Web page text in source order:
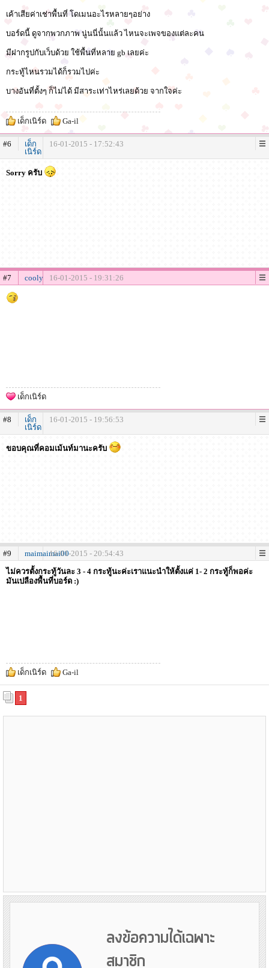
เค้าเสียค่าเช่าพื้นที่ โดเมนอะไรหลายๆอย่าง
บอร์ดนี้ ดูจากพวกภาพ นู่นนี่นั้นแล้ว ไหนจะเพจของแต่ละคน
มีฝากรูปกับเว็บด้วย ใช้พื้นที่หลาย gb เลยค่ะ
กระทู้ไหนรวมได้ก็รวมไปค่ะ
บางอันที่ตั้งๆ ก็ไม่ได้ มีสาระเท่าไหร่เลยด้วย จากใจค่ะ
เด็กเนิร์ด Ga-il
#6
เด็ก
เนิร์ด
16-01-2015 - 17:52:43
Sorry ครับ
#7 cooly 16-01-2015 - 19:31:26
เด็กเนิร์ด
#8
เด็ก
เนิร์ด
16-01-2015 - 19:56:53
ขอบคุณที่คอมเม้นท์มานะครับ
#9 maimaimai0016-01-2015 - 20:54:43
ไม่ควรตั้งกระทู้วันละ 3 - 4 กระทู้นะค่ะเราแนะนำให้ตั้งแค่ 1- 2 กระทู้ก็พอค่ะ
มันเปลืองพื้นที่บอร์ด :)
เด็กเนิร์ด Ga-il
1
ลงข้อความได้เฉพาะ
สมาชิก